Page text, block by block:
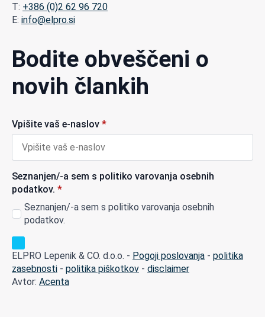
T: +386 (0)2 62 96 720
E: info@elpro.si
Bodite obveščeni o
novih člankih
Vpišite vaš e-naslov *
Seznanjen/-a sem s politiko varovanja osebnih
podatkov. *
Seznanjen/-a sem s politiko varovanja osebnih
podatkov.
ELPRO Lepenik & CO. d.o.o. - Pogoji poslovanja - politika
zasebnosti - politika piškotkov - disclaimer
Avtor: Acenta